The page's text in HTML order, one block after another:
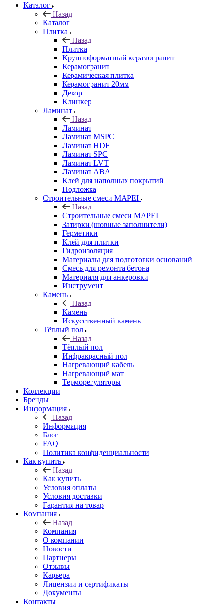
Каталог
Назад
Каталог
Плитка
Назад
Плитка
Крупноформатный керамогранит
Керамогранит
Керамическая плитка
Керамогранит 20мм
Декор
Клинкер
Ламинат
Назад
Ламинат
Ламинат MSPC
Ламинат HDF
Ламинат SPC
Ламинат LVT
Ламинат ABA
Клей для наполных покрытий
Подложка
Строительные смеси MAPEI
Назад
Строительные смеси MAPEI
Затирки (шовные заполнители)
Герметики
Клей для плитки
Гидроизоляция
Материалы для подготовки оснований
Смесь для ремонта бетона
Материаля для анкеровки
Инструмент
Камень
Назад
Камень
Искусственный камень
Тёплый пол
Назад
Тёплый пол
Инфракрасный пол
Нагревающий кабель
Нагревающий мат
Терморегуляторы
Коллекции
Бренды
Информация
Назад
Информация
Блог
FAQ
Политика конфиденциальности
Как купить
Назад
Как купить
Условия оплаты
Условия доставки
Гарантия на товар
Компания
Назад
Компания
О компании
Новости
Партнеры
Отзывы
Карьера
Лицензии и сертификаты
Документы
Контакты